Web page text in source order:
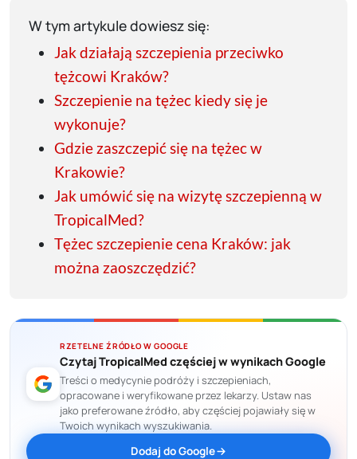
W tym artykule dowiesz się:
Jak działają szczepienia przeciwko
tężcowi Kraków?
Szczepienie na tężec kiedy się je
wykonuje?
Gdzie zaszczepić się na tężec w
Krakowie?
Jak umówić się na wizytę szczepienną w
TropicalMed?
Tężec szczepienie cena Kraków: jak
można zaoszczędzić?
RZETELNE ŹRÓDŁO W GOOGLE
Czytaj TropicalMed częściej w wynikach Google
Treści o medycynie podróży i szczepieniach,
opracowane i weryfikowane przez lekarzy. Ustaw nas
jako preferowane źródło, aby częściej pojawiały się w
Twoich wynikach wyszukiwania.
Dodaj do Google